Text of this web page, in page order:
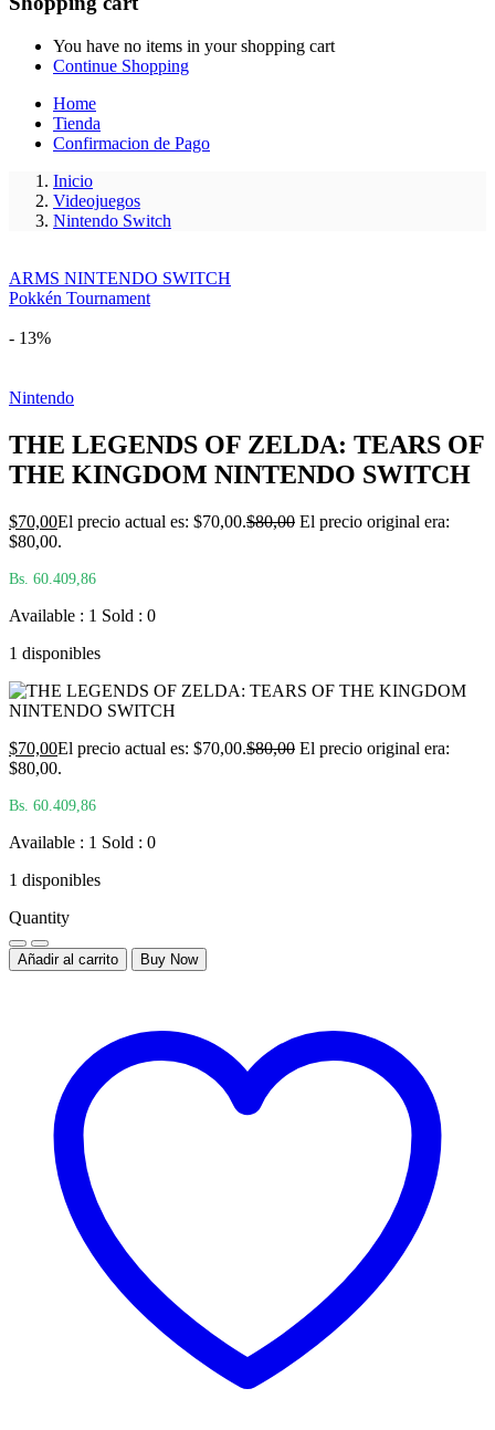
You have no items in your shopping cart
Continue Shopping
Home
Tienda
Confirmacion de Pago
Inicio
Videojuegos
Nintendo Switch
ARMS NINTENDO SWITCH
Pokkén Tournament
- 13%
Nintendo
THE LEGENDS OF ZELDA: TEARS OF
THE KINGDOM NINTENDO SWITCH
$70,00El precio actual es: $70,00.$80,00 El precio original era:
$80,00.
Bs. 60.409,86
Available : 1 Sold : 0
1 disponibles
$70,00El precio actual es: $70,00.$80,00 El precio original era:
$80,00.
Bs. 60.409,86
Available : 1 Sold : 0
1 disponibles
Quantity
Añadir al carrito Buy Now